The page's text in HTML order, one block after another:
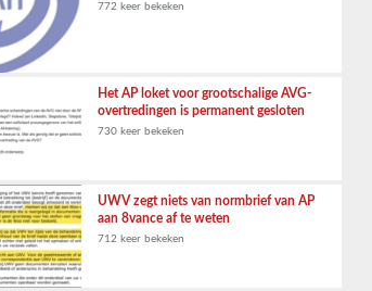
772 keer bekeken
Het AP loket voor grootschalige AVG-
overtredingen is permanent gesloten
730 keer bekeken
UWV zegt niets van normbrief van AP
aan 8vance af te weten
712 keer bekeken